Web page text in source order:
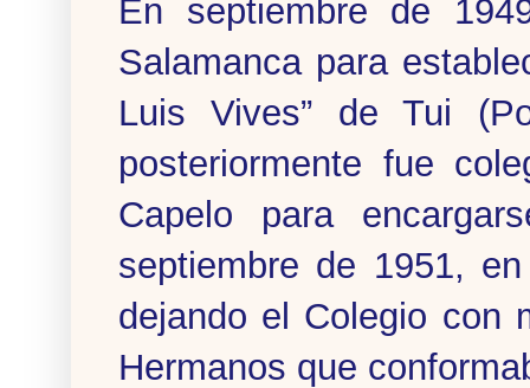
En septiembre de
Salamanca para
Luis Vives” de Tui
posteriormente fue
Capelo para
septiembre de 1951,
dejando el Colegio con
Hermanos que